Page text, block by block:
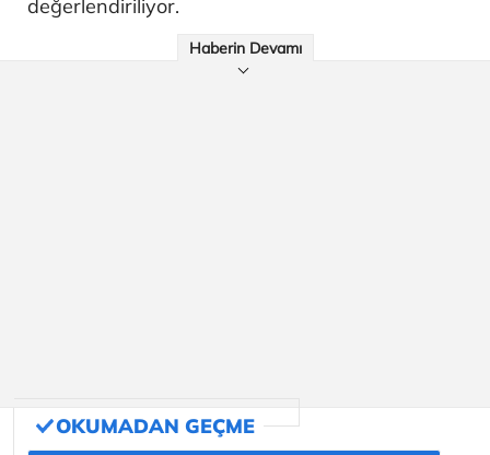
değerlendiriliyor.
Haberin Devamı